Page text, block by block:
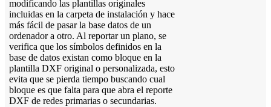
modificando las plantillas originales
incluidas en la carpeta de instalación y hace
más fácil de pasar la base datos de un
ordenador a otro. Al reportar un plano, se
verifica que los símbolos definidos en la
base de datos existan como bloque en la
plantilla DXF original o personalizada, esto
evita que se pierda tiempo buscando cual
bloque es que falta para que abra el reporte
DXF de redes primarias o secundarias.